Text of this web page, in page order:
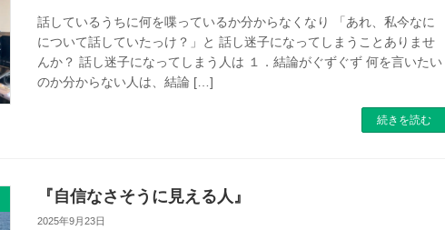
話しているうちに何を喋っているか分からなくなり 「あれ、私今なに
について話していたっけ？」と 話し迷子になってしまうことありませ
んか？ 話し迷子になってしまう人は １．結論がぐずぐず 何を言いたい
のか分からない人は、結論 […]
続きを読む
『自信なさそうに見える人』
2025年9月23日